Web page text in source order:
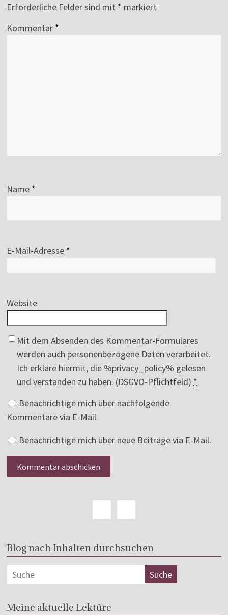
Erforderliche Felder sind mit * markiert
Kommentar *
Name *
E-Mail-Adresse *
Website
Mit dem Absenden des Kommentar-Formulares
werden auch personenbezogene Daten verarbeitet.
Ich erkläre hiermit, die %privacy_policy% gelesen
und verstanden zu haben. (DSGVO-Pflichtfeld) *
Benachrichtige mich über nachfolgende
Kommentare via E-Mail.
Benachrichtige mich über neue Beiträge via E-Mail.
Blog nach Inhalten durchsuchen
Meine aktuelle Lektüre